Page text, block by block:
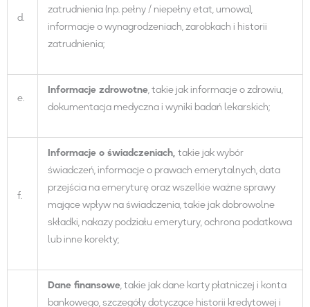
d.
zatrudnienia (np. pełny / niepełny etat, umowa),
informacje o wynagrodzeniach, zarobkach i historii
zatrudnienia;
e.
Informacje zdrowotne, takie jak informacje o zdrowiu,
dokumentacja medyczna i wyniki badań lekarskich;
f.
Informacje o świadczeniach,takie jak wybór
świadczeń, informacje o prawach emerytalnych, data
przejścia na emeryturę oraz wszelkie ważne sprawy
mające wpływ na świadczenia, takie jak dobrowolne
składki, nakazy podziału emerytury, ochrona podatkowa
lub inne korekty;
Dane finansowe, takie jak dane karty płatniczej i konta
bankowego, szczegóły dotyczące historii kredytowej i